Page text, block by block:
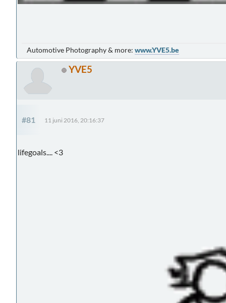
Automotive Photography & more: www.YVE5.be
YVE5
#81 11 juni 2016, 20:16:37
lifegoals.... <3